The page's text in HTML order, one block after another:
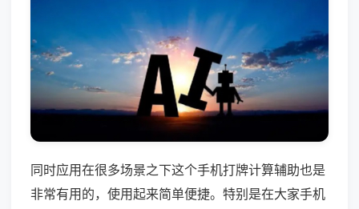
同时应用在很多场景之下这个手机打牌计算辅助也是
非常有用的，使用起来简单便捷。特别是在大家手机